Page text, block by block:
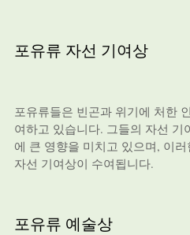
포유류 자선 기여상
포유류들은 빈곤과 위기에 처한
여하고 있습니다. 그들의 자선 기
에 큰 영향을 미치고 있으며, 이
자선 기여상이 수여됩니다.
포유류 예술상